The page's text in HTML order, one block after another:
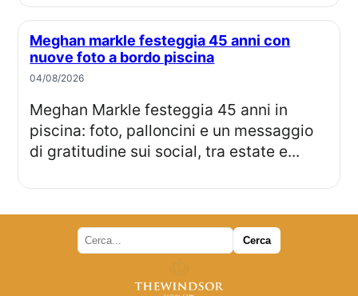
Meghan markle festeggia 45 anni con
nuove foto a bordo piscina
04/08/2026
Meghan Markle festeggia 45 anni in
piscina: foto, palloncini e un messaggio
di gratitudine sui social, tra estate e...